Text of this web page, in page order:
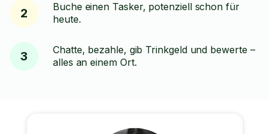
2
Buche einen Tasker, potenziell schon für
heute.
3
Chatte, bezahle, gib Trinkgeld und bewerte –
alles an einem Ort.